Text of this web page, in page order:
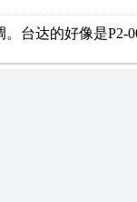
台达的好像是P2-